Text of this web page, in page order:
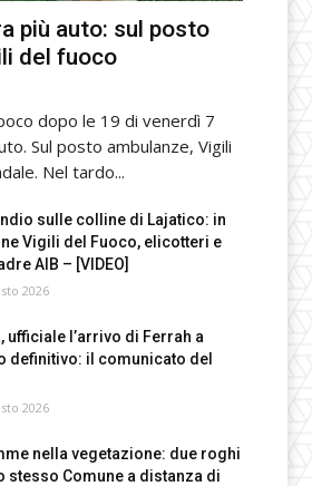
più auto: sul posto
del fuoco
dopo le 19 di venerdì 7
Sul posto ambulanze, Vigili
Nel tardo...
sulle colline di Lajatico: in
Vigili del Fuoco, elicotteri e
AIB – [VIDEO]
2026
ufficiale l’arrivo di Ferrah a
definitivo: il comunicato del
2026
nella vegetazione: due roghi
stesso Comune a distanza di